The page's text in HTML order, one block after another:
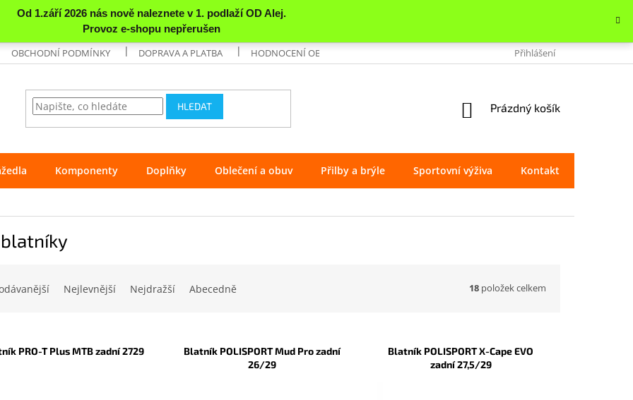
OBCHODNÍ PODMÍNKY DOPRAVA A PLATBA HODNOCENÍ OBCHODU REKLAMACE OCHRANA
Přihlášení
HLEDAT
NÁKUPNÍ
Prázdný košík
Komponenty Doplňky Oblečení a obuv Přilby a brýle Sportovní výživa Kontakt
Nejlevnější Nejdražší Abecedně 18 položek celkem
PRO-T Plus MTB zadní 2729
Blatník POLISPORT Mud Pro zadní
26/29
Blatník POLISPORT X-Cape EVO
zadní 27,5/29